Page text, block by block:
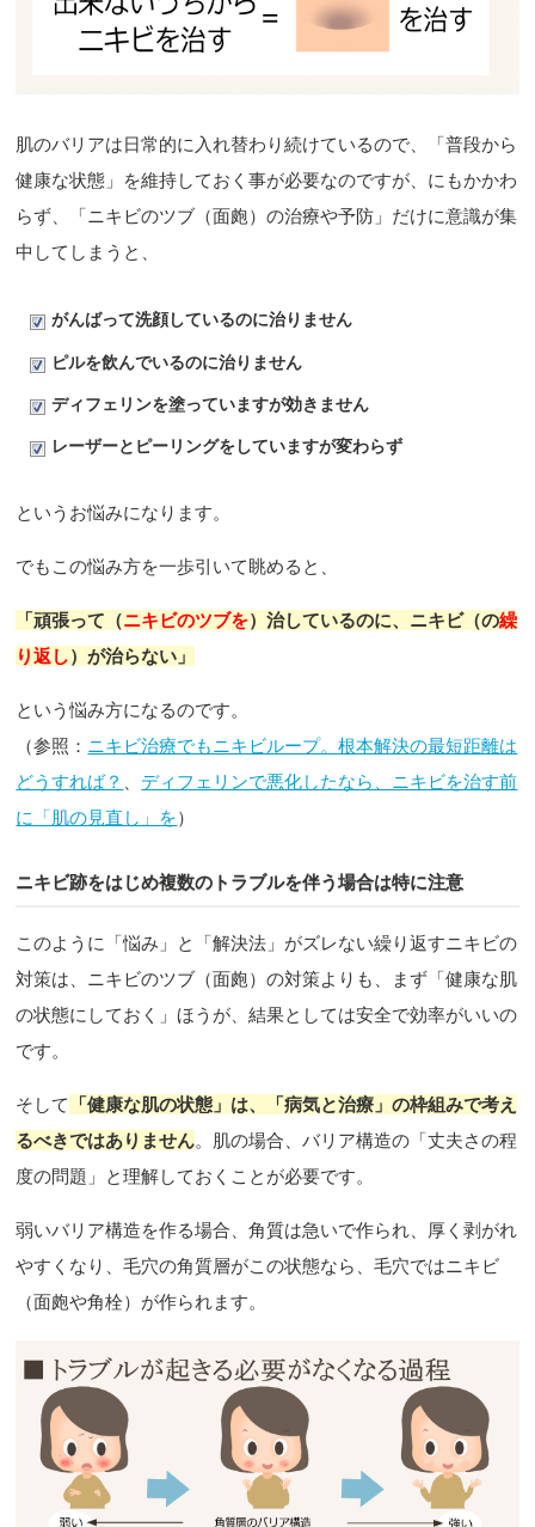
肌のバリアは日常的に入れ替わり続けているので、「普段から
健康な状態」を維持しておく事が必要なのですが、にもかかわ
らず、「ニキビのツブ（面皰）の治療や予防」だけに意識が集
中してしまうと、
がんばって洗顔しているのに治りません
ピルを飲んでいるのに治りません
ディフェリンを塗っていますが効きません
レーザーとピーリングをしていますが変わらず
というお悩みになります。
でもこの悩み方を一歩引いて眺めると、
「頑張って（ニキビのツブを）治しているのに、ニキビ（の繰
り返し）が治らない」
という悩み方になるのです。
（参照： ニキビ治療でもニキビループ。根本解決の最短距離は
どうすれば？
ディフェリンで悪化したなら、ニキビを治す前
に「肌の見直し」を）
ニキビ跡をはじめ複数のトラブルを伴う場合は特に注意
このように「悩み」と「解決法」がズレない繰り返すニキビの
対策は、ニキビのツブ（面皰）の対策よりも、まず「健康な肌
の状態にしておく」ほうが、結果としては安全で効率がいいの
です。
そして
「健康な肌の状態」は、「病気と治療」の枠組みで考え
るべきではありません。肌の場合、バリア構造の「丈夫さの程
度の問題」と理解しておくことが必要です。
弱いバリア構造を作る場合、角質は急いで作られ、厚く剥がれ
やすくなり、毛穴の角質層がこの状態なら、毛穴ではニキビ
（面皰や角栓）が作られます。